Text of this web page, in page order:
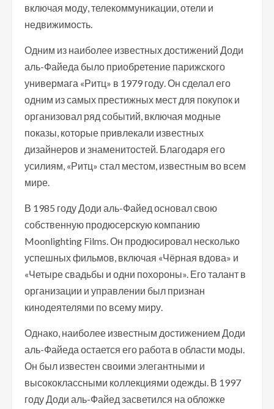
включая моду, телекоммуникации, отели и
недвижимость.
Одним из наиболее известных достижений Доди
аль-Файеда было приобретение парижского
универмага «Ритц» в 1979 году. Он сделал его
одним из самых престижных мест для покупок и
организовал ряд событий, включая модные
показы, которые привлекали известных
дизайнеров и знаменитостей. Благодаря его
усилиям, «Ритц» стал местом, известным во всем
мире.
В 1985 году Доди аль-Файед основал свою
собственную продюсерскую компанию
Moonlighting Films. Он продюсировал несколько
успешных фильмов, включая «Чёрная вдова» и
«Четыре свадьбы и одни похороны». Его талант в
организации и управлении был признан
кинодеятелями по всему миру.
Однако, наиболее известным достижением Доди
аль-Файеда остается его работа в области моды.
Он был известен своими элегантными и
высококлассными коллекциями одежды. В 1997
году Доди аль-Файед засветился на обложке